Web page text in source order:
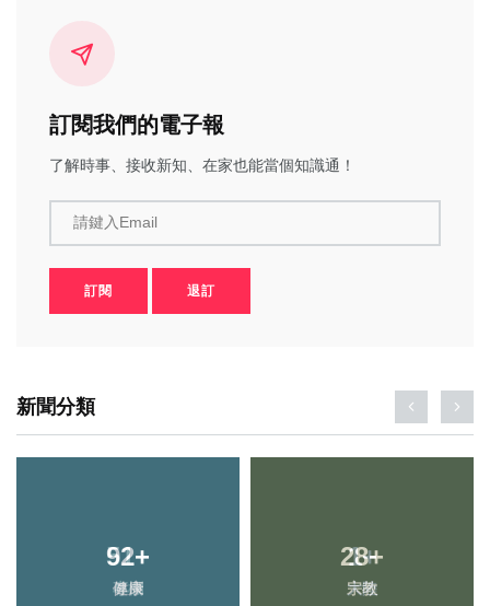
訂閱我們的電子報
了解時事、接收新知、在家也能當個知識通！
請鍵入Email
訂閱 退訂
新聞分類
51+
專欄
1+
大陸
92+
健康
28+
宗教